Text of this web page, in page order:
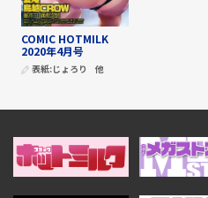
COMIC HOTMILK
2020年4月号
表紙:じょろり 他